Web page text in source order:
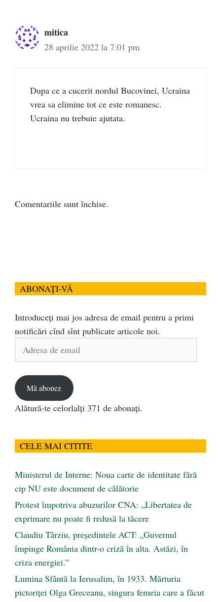
mitica
28 aprilie 2022 la 7:01 pm
Dupa ce a cucerit nordul Bucovinei, Ucraina
vrea sa elimine tot ce este romanesc.
Ucraina nu trebuie ajutata.
Comentariile sunt închise.
ABONAȚI-VĂ
Introduceți mai jos adresa de email pentru a primi
notificări cînd sînt publicate articole noi.
Adresa
Mă abonez
Alătură-te celorlalți 371 de abonați.
CELE MAI CITITE
Ministerul de Interne: Noua carte de identitate fără
cip NU este document de călătorie
Protest împotriva abuzurilor CNA: „Libertatea de
exprimare nu poate fi redusă la tăcere
Claudiu Târziu, președintele ACT: „Guvernul
împinge România dintr-o criză în alta. Astăzi, în
criza energiei.”
Lumina Sfântă la Ierusalim, în 1933. Mărturia
pictoriței Olga Greceanu, singura femeia care a făcut